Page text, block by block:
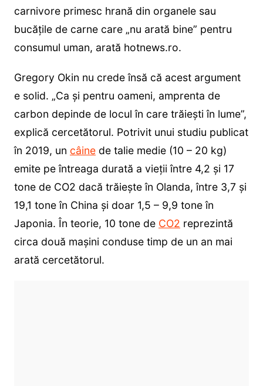
carnivore primesc hrană din organele sau
bucățile de carne care „nu arată bine” pentru
consumul uman, arată hotnews.ro.
Gregory Okin nu crede însă că acest argument
e solid. „Ca și pentru oameni, amprenta de
carbon depinde de locul în care trăiești în lume”,
explică cercetătorul. Potrivit unui studiu publicat
în 2019, un câinede talie medie (10 – 20 kg)
emite pe întreaga durată a vieții între 4,2 și 17
tone de CO2 dacă trăiește în Olanda, între 3,7 și
19,1 tone în China și doar 1,5 – 9,9 tone în
Japonia. În teorie, 10 tone de CO2 reprezintă
circa două mașini conduse timp de un an mai
arată cercetătorul.